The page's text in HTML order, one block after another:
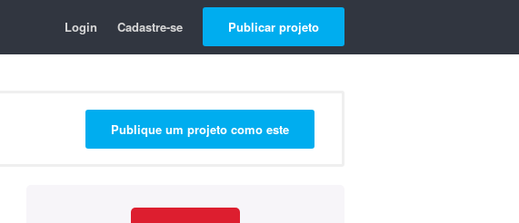
Login Cadastre-se Publicar projeto
Publique um projeto como este